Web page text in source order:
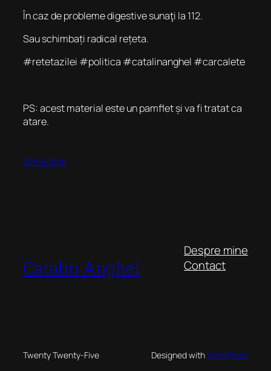
În caz de probleme digestive sunaţi la 112.
Sau schimbați radical rețeta.
#retetazilei #politica #catalinanghel #carcalete
PS: acest material este un pamflet și va fi tratat ca
atare.
05/09/2018
Catalin Anghel
Despre mine
Contact
Twenty Twenty-Five Designed withWordPress